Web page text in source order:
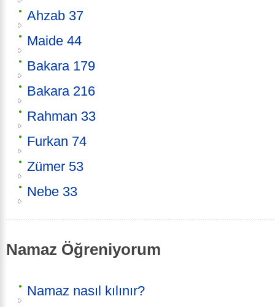
Ahzab 37
Maide 44
Bakara 179
Bakara 216
Rahman 33
Furkan 74
Zümer 53
Nebe 33
Namaz Öğreniyorum
Namaz nasıl kılınır?